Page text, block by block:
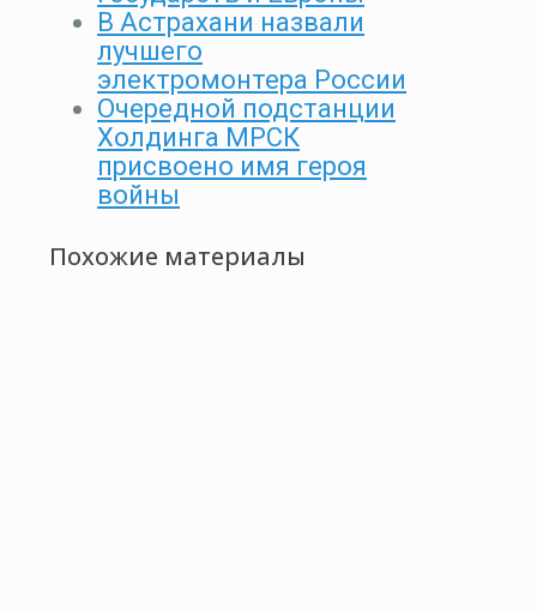
В Астрахани назвали
лучшего
электромонтера России
Очередной подстанции
Холдинга МРСК
присвоено имя героя
войны
Похожие материалы